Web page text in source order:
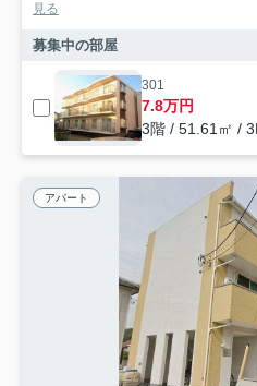
見る
募集中の部屋
301
7.8万円
3階 / 51.61㎡ /
アパート